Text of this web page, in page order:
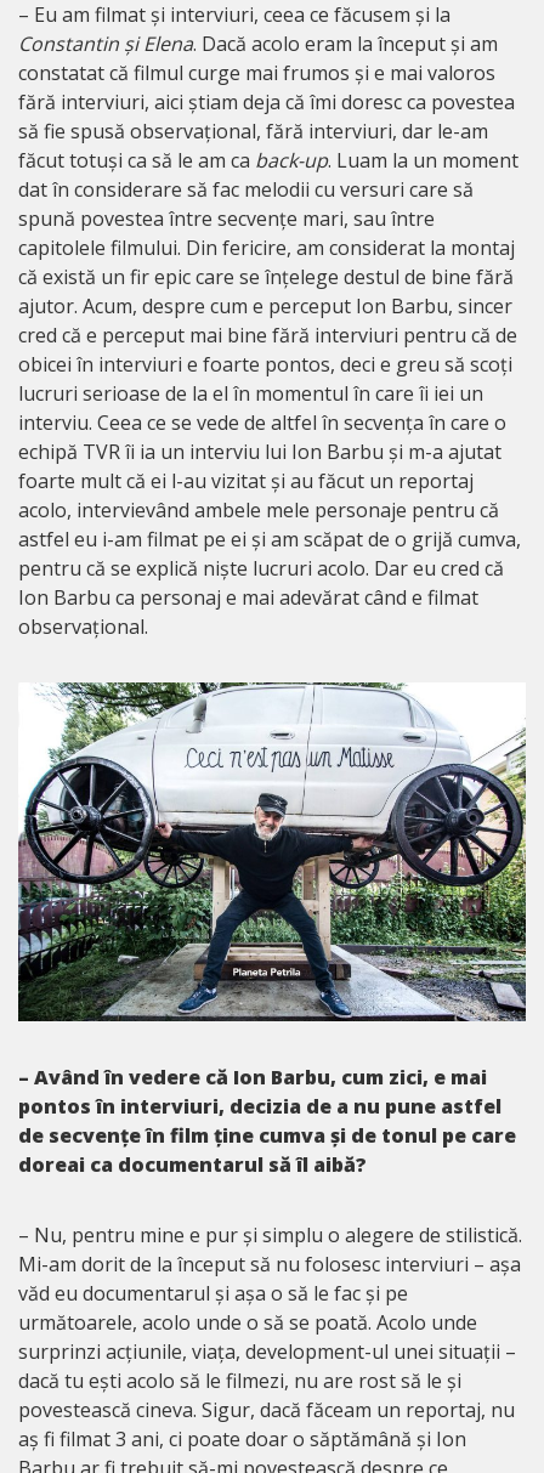
– Eu am filmat și interviuri, ceea ce făcusem și la
Constantin și Elena. Dacă acolo eram la început și am
constatat că filmul curge mai frumos și e mai valoros
fără interviuri, aici știam deja că îmi doresc ca povestea
să fie spusă observațional, fără interviuri, dar le-am
făcut totuși ca să le am ca back-up. Luam la un moment
dat în considerare să fac melodii cu versuri care să
spună povestea între secvențe mari, sau între
capitolele filmului. Din fericire, am considerat la montaj
că există un fir epic care se înțelege destul de bine fără
ajutor. Acum, despre cum e perceput Ion Barbu, sincer
cred că e perceput mai bine fără interviuri pentru că de
obicei în interviuri e foarte pontos, deci e greu să scoți
lucruri serioase de la el în momentul în care îi iei un
interviu. Ceea ce se vede de altfel în secvența în care o
echipă TVR îi ia un interviu lui Ion Barbu și m-a ajutat
foarte mult că ei l-au vizitat și au făcut un reportaj
acolo, intervievând ambele mele personaje pentru că
astfel eu i-am filmat pe ei și am scăpat de o grijă cumva,
pentru că se explică niște lucruri acolo. Dar eu cred că
Ion Barbu ca personaj e mai adevărat când e filmat
observațional.
– Având în vedere că Ion Barbu, cum zici, e mai
pontos în interviuri, decizia de a nu pune astfel
de secvențe în film ține cumva și de tonul pe care
doreai ca documentarul să îl aibă?
– Nu, pentru mine e pur și simplu o alegere de stilistică.
Mi-am dorit de la început să nu folosesc interviuri – așa
văd eu documentarul și așa o să le fac și pe
următoarele, acolo unde o să se poată. Acolo unde
surprinzi acțiunile, viața, development-ul unei situații –
dacă tu ești acolo să le filmezi, nu are rost să le și
povestească cineva. Sigur, dacă făceam un reportaj, nu
aș fi filmat 3 ani, ci poate doar o săptămână și Ion